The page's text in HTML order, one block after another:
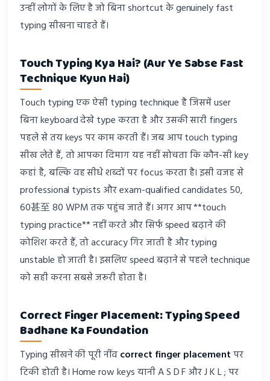
उन्हीं लोगों के लिए है जो बिना shortcut के genuinely fast
typing सीखना चाहते हैं।
Touch Typing Kya Hai? (Aur Ye Sabse Fast
Technique Kyun Hai)
Touch typing एक ऐसी typing technique है जिसमें user
बिना keyboard देखे type करता है और उसकी सारी fingers
पहले से तय keys पर काम करती हैं। जब आप touch typing
सीख लेते हैं, तो आपका दिमाग यह नहीं सोचता कि कौन-सी key
कहां है, बल्कि वह सीधे शब्दों पर focus करता है। इसी वजह से
professional typists और exam-qualified candidates 50,
60甚至 80 WPM तक पहुंच जाते हैं। अगर आप **touch
typing practice** नहीं करते और सिर्फ speed बढ़ाने की
कोशिश करते हैं, तो accuracy गिर जाती है और typing
unstable हो जाती है। इसलिए speed बढ़ाने से पहले technique
को सही करना सबसे जरूरी होता है।
Correct Finger Placement: Typing Speed
Badhane Ka Foundation
Typing सीखने की पूरी नींवcorrect finger placementपर
टिकी होती है। Home row keys यानी A S D F और J K L ; पर